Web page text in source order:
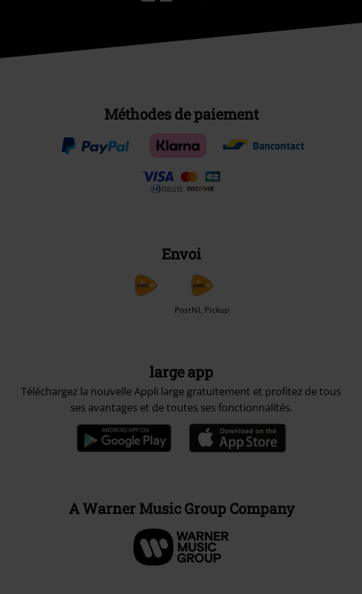
Méthodes de paiement
Envoi
PostNL Pickup
large app
Téléchargez la nouvelle Appli large gratuitement et profitez de tous
ses avantages et de toutes ses fonctionnalités.
A Warner Music Group Company